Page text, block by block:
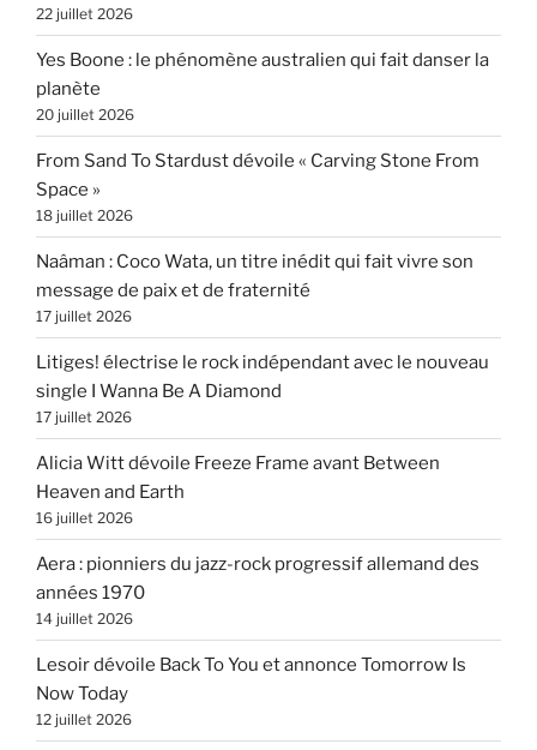
22 juillet 2026
Yes Boone : le phénomène australien qui fait danser la
planète
20 juillet 2026
From Sand To Stardust dévoile « Carving Stone From
Space »
18 juillet 2026
Naâman : Coco Wata, un titre inédit qui fait vivre son
message de paix et de fraternité
17 juillet 2026
Litiges! électrise le rock indépendant avec le nouveau
single I Wanna Be A Diamond
17 juillet 2026
Alicia Witt dévoile Freeze Frame avant Between
Heaven and Earth
16 juillet 2026
Aera : pionniers du jazz-rock progressif allemand des
années 1970
14 juillet 2026
Lesoir dévoile Back To You et annonce Tomorrow Is
Now Today
12 juillet 2026